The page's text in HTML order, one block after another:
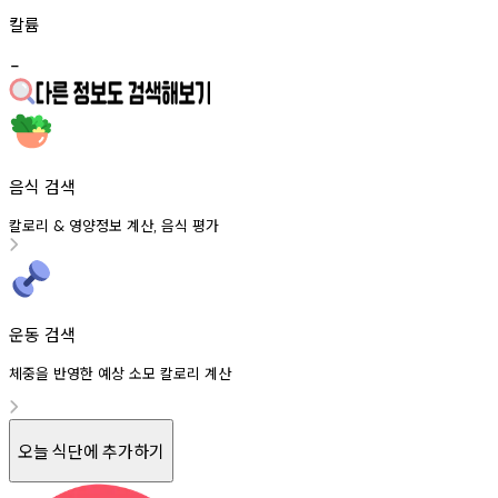
칼륨
-
음식 검색
칼로리 & 영양정보 계산, 음식 평가
운동 검색
체중을 반영한 예상 소모 칼로리 계산
오늘 식단에 추가하기